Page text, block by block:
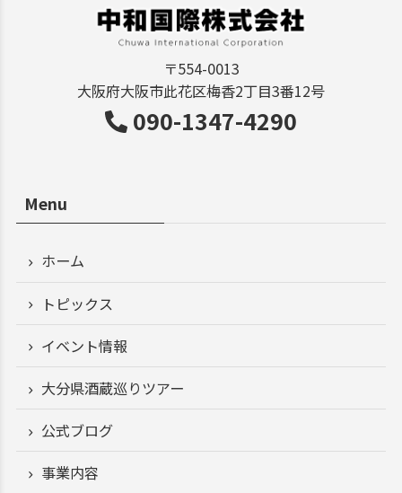
〒554-0013
大阪府大阪市此花区梅香2丁目3番12号
090-1347-4290
Menu
ホーム
トピックス
イベント情報
大分県酒蔵巡りツアー
公式ブログ
事業内容